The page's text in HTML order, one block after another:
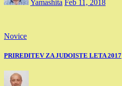
Yamashita Feb 11, 2018
Novice
PRIREDITEV ZA JUDOISTE LETA 2017